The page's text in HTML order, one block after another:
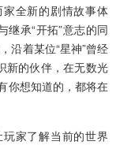
全新的剧情故事体
继承“开拓”意志的同
沿着某位“星神”曾经
新的伙伴，在无数光
你想知道的，都将在
家了解当前的世界